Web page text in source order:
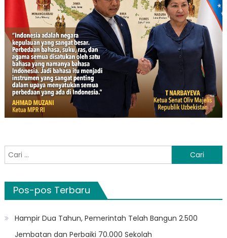
Cari
untuk:
Pos-pos Terbaru
Hampir Dua Tahun, Pemerintah Telah Bangun 2.500
Jembatan dan Perbaiki 70.000 Sekolah